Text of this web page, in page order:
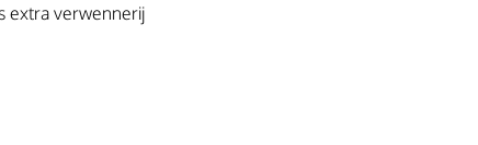
extra verwennerij